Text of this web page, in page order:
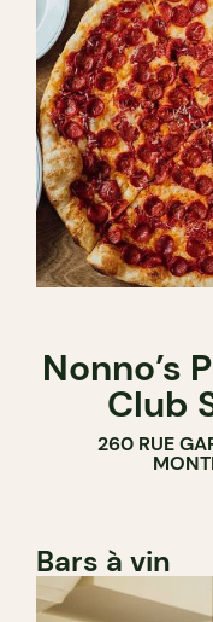
Nonno’s
Club
260 RUE
Bars à vin